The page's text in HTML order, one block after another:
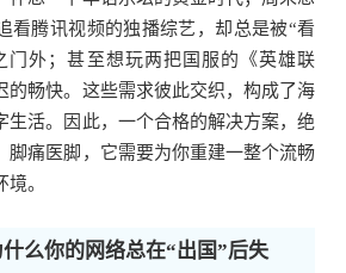
看腾讯视频的独播综艺，却总是被“看
门外；甚至想玩两把国服的《英雄联
的畅快。这些需求彼此交织，构成了海
生活。因此，一个合格的解决方案，绝
脚痛医脚，它需要为你重建一整个流畅
。
么你的网络总在“出国”后失